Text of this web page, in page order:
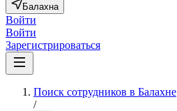
Балахна
Войти
Войти
Зарегистрироваться
Поиск сотрудников в Балахне
/